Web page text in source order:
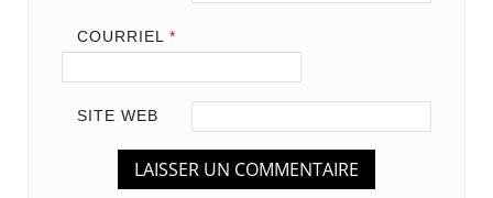
COURRIEL *
SITE WEB